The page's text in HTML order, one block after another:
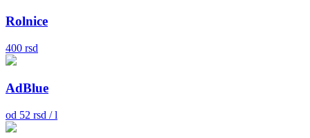
Rolnice
400 rsd
AdBlue
od 52 rsd / l